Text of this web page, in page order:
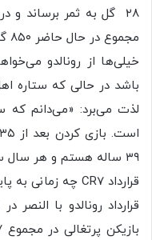
مجموع در حال حاضر ۸۵۰ گل رسمی به ثمر رسانده است.
باشد در حالی که ستاره
لذت می‌برد: «می‌دانم که
۳۹ ساله هستم و هر سال سعی می‌کنم از آن لذت ببرم.
قرارداد CR7 چه زمانی به پایان می رسد؟